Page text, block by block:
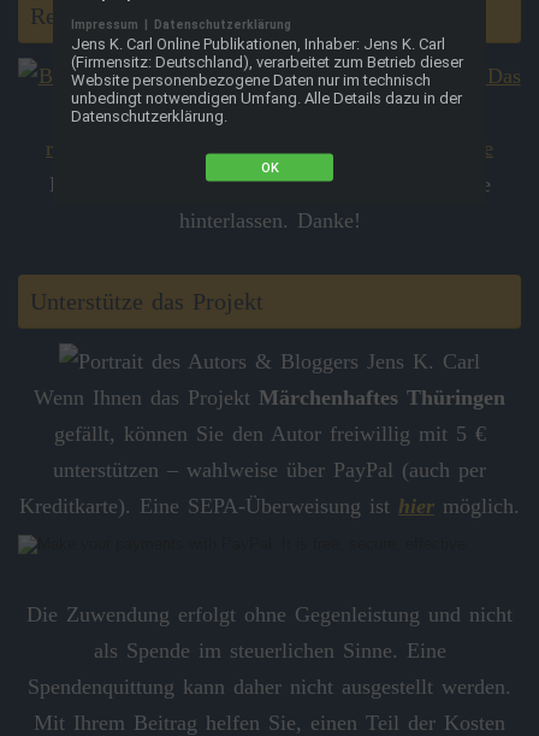
Rezension schreiben
Hier kannst du eine kurzeRezension
auf Google
hinterlassen. Danke!
Unterstütze das Projekt
Wenn Ihnen das Projekt Märchenhaftes Thüringen
gefällt, können Sie den Autor freiwillig mit 5 €
unterstützen – wahlweise über PayPal (auch per
Kreditkarte). Eine SEPA-Überweisung ist hier möglich.
Die Zuwendung erfolgt ohne Gegenleistung und nicht
als Spende im steuerlichen Sinne. Eine
Spendenquittung kann daher nicht ausgestellt werden.
Mit Ihrem Beitrag helfen Sie, einen Teil der Kosten
Impressum | Datenschutzerklärung
Jens K. Carl Online Publikationen, Inhaber: Jens K. Carl
(Firmensitz: Deutschland), verarbeitet zum Betrieb dieser
Website personenbezogene Daten nur im technisch
unbedingt notwendigen Umfang. Alle Details dazu in der
Datenschutzerklärung.
OK